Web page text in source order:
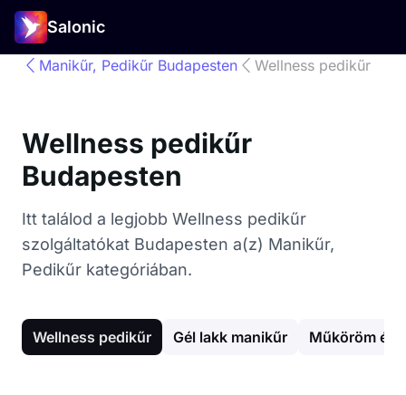
Salonic
Manikűr, Pedikűr Budapesten Wellness pedikűr
Wellness pedikűr
Budapesten
Itt találod a legjobb Wellness pedikűr
szolgáltatókat Budapesten a(z) Manikűr,
Pedikűr kategóriában.
Wellness pedikűr Gél lakk manikűr Műköröm